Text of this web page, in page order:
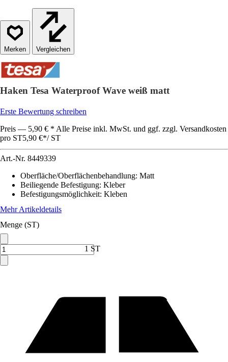
Vergleichen
Haken Tesa Waterproof Wave weiß matt
Erste Bewertung schreiben
Preis — 5,90 € * Alle Preise inkl. MwSt. und ggf. zzgl. Versandkosten
pro ST5,90 €*/ ST
Art.-Nr. 8449339
Oberfläche/Oberflächenbehandlung: Matt
Beiliegende Befestigung: Kleber
Befestigungsmöglichkeit: Kleben
Mehr Artikeldetails
Menge (ST)
1 ST